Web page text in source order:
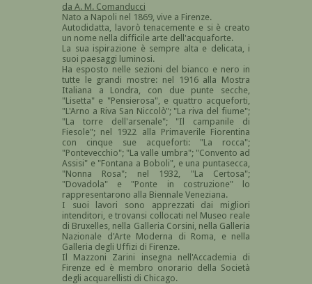
da A. M. Comanducci
Nato a Napoli nel 1869, vive a Firenze.
Autodidatta, lavorò tenacemente e si è creato
un nome nella difficile arte dell'acquaforte.
La sua ispirazione è sempre alta e delicata, i
suoi paesaggi luminosi.
Ha esposto nelle sezioni del bianco e nero in
tutte le grandi mostre: nel 1916 alla Mostra
Italiana a Londra, con due punte secche,
"Lisetta" e "Pensierosa", e quattro acqueforti,
"L'Arno a Riva San Niccolò"; "La riva del fiume";
"La torre dell'arsenale"; "Il campanile di
Fiesole"; nel 1922 alla Primaverile Fiorentina
con cinque sue acqueforti: "La rocca";
"Pontevecchio"; "La valle umbra"; "Convento ad
Assisi" e "Fontana a Boboli", e una puntasecca,
"Nonna Rosa"; nel 1932, "La Certosa";
"Dovadola" e "Ponte in costruzione" lo
rappresentarono alla Biennale Veneziana.
I suoi lavori sono apprezzati dai migliori
intenditori, e trovansi collocati nel Museo reale
di Bruxelles, nella Galleria Corsini, nella Galleria
Nazionale d'Arte Moderna di Roma, e nella
Galleria degli Uffizi di Firenze.
Il Mazzoni Zarini insegna nell'Accademia di
Firenze ed è membro onorario della Società
degli acquarellisti di Chicago.